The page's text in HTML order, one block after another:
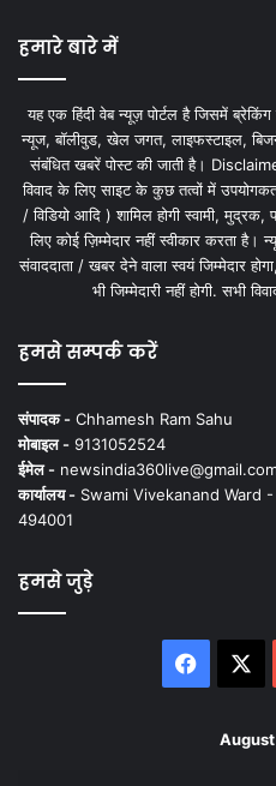
हमारे बारे में
यह एक हिंदी वेब न्यूज़ पोर्टल है जिसमें
न्यूज, बॉलीवुड, खेल जगत, लाइफस्टाइल,
संबंधित खबरें पोस्ट की जाती है।
विवाद के लिए साइट के कुछ तत्वों में
/ विडियो आदि ) शामिल होगी स्वामी,
लिए कोई ज़िम्मेदार नहीं स्वीकार करता है।
संवाददाता / खबर देने वाला स्वयं जिम्मेदार
भी जिम्मेदारी नहीं होगी. सभी
हमसे सम्पर्क करें
संपादक - Chhamesh Ram Sahu
मोबाइल - 9131052524
ईमेल -
कार्यालय - Swami Vivekanand Ward
494001
हमसे जुड़े